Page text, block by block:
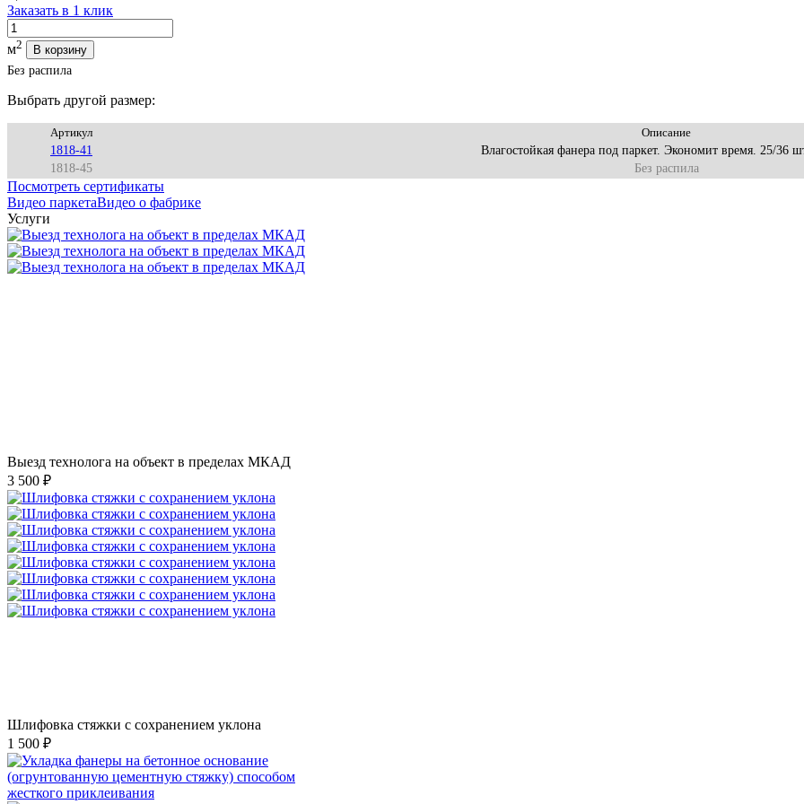
Заказать в 1 клик
Количество
м2
В корзину
Без распила
Выбрать другой размер:
Артикул
Описание
1818-41
Влагостойкая фанера под паркет. Экономит время. 25/36
1818-45
Без распила
Посмотреть сертификаты
Видео паркетаВидео о фабрике
Услуги
Выезд технолога на объект в пределах МКАД
3 500 ₽
Шлифовка стяжки с сохранением уклона
1 500 ₽